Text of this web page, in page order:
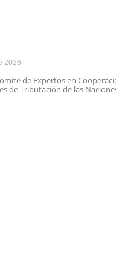
2026
de Expertos en
de Tributación de las